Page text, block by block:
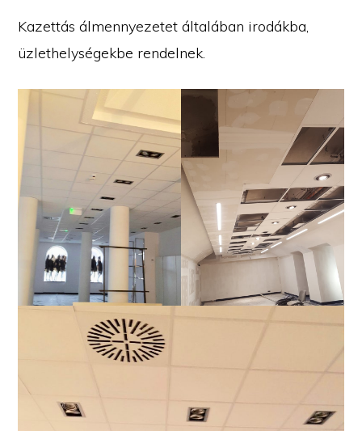
Kazettás álmennyezetet általában irodákba,
üzlethelységekbe rendelnek.